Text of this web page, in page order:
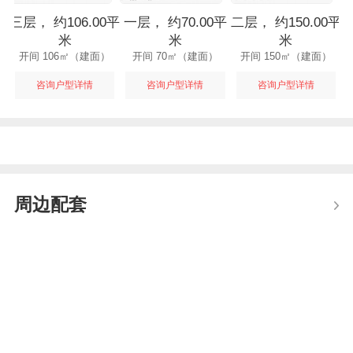
三层， 约106.00平
米
开间 106㎡（建面）
咨询户型详情
一层， 约70.00平
米
开间 70㎡（建面）
咨询户型详情
二层， 约150.00平
米
开间 150㎡（建面）
咨询户型详情
周边配套